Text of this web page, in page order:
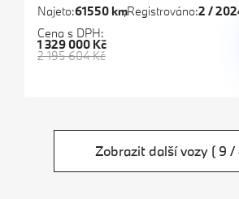
Najeto:61550 kmRegistrováno:2 /
Cena s DPH:
2 195 604 Kč
1 329 000 Kč
Zobrazit další vozy ( 9 /